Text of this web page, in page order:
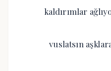
kaldırımlar
vuslatsın